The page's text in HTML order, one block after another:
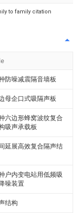
to family citation
防噪减震隔音墙板
母企口式吸隔声板
六边形蜂窝波纹复合
吸声承载板
延展高效复合隔声结
户内变电站用低频吸
噪装置
结构